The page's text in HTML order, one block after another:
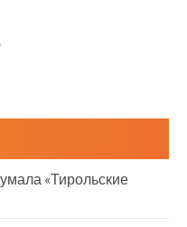
«Тирольские